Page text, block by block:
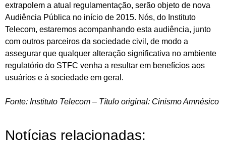
extrapolem a atual regulamentação, serão objeto de nova
Audiência Pública no início de 2015. Nós, do Instituto
Telecom, estaremos acompanhando esta audiência, junto
com outros parceiros da sociedade civil, de modo a
assegurar que qualquer alteração significativa no ambiente
regulatório do STFC venha a resultar em benefícios aos
usuários e à sociedade em geral.
Fonte: Instituto Telecom – Título original: Cinismo Amnésico
Notícias relacionadas: